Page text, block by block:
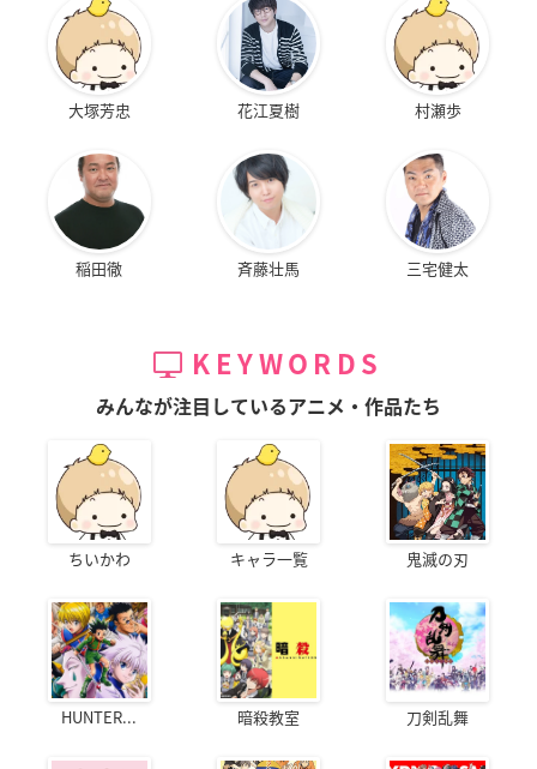
大塚芳忠 花江夏樹 村瀬歩
稲田徹 斉藤壮馬 三宅健太
KEYWORDS
みんなが注目しているアニメ・作品たち
ちいかわ キャラ一覧 鬼滅の刃
HUNTER... 暗殺教室 刀剣乱舞